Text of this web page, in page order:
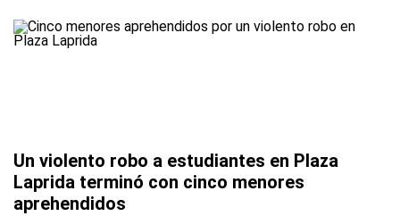
Un violento robo a estudiantes en Plaza
Laprida terminó con cinco menores
aprehendidos